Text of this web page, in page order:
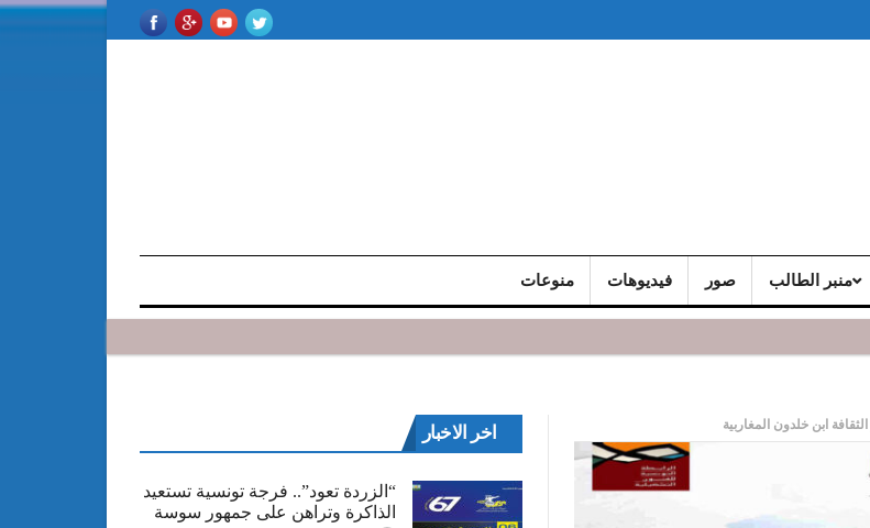
منبر الطالب صور فيديوهات منوعات
اخر الاخبار
“الزردة تعود”.. فرجة تونسية تستعيد
الذاكرة وتراهن على جمهور سوسة